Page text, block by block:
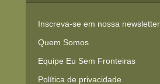
Inscreva-se em nossa
Quem Somos
Equipe Eu Sem Fronteiras
Política de privacidade